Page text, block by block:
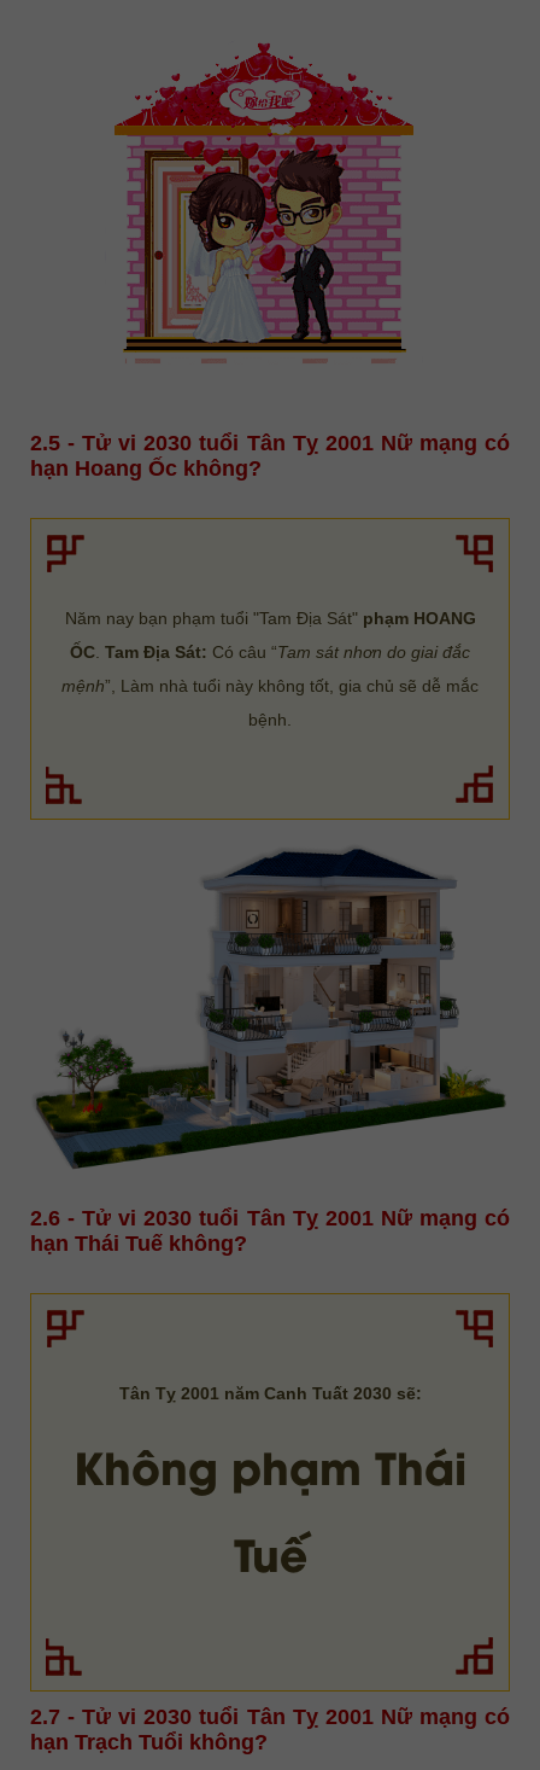
2.5 - Tử vi 2030 tuổi Tân Tỵ 2001 Nữ mạng có
hạn Hoang Ốc không?
Năm nay bạn phạm tuổi "Tam Địa Sát" phạm HOANG
ỐC Tam Địa Sát: Có câu “Tam sát nhơn do giai đắc
mệnh”, Làm nhà tuổi này không tốt, gia chủ sẽ dễ mắc
bệnh.
2.6 - Tử vi 2030 tuổi Tân Tỵ 2001 Nữ mạng có
hạn Thái Tuế không?
Tân Tỵ 2001 năm Canh Tuất 2030 sẽ:
Không phạm Thái
Tuế
2.7 - Tử vi 2030 tuổi Tân Tỵ 2001 Nữ mạng có
hạn Trạch Tuổi không?